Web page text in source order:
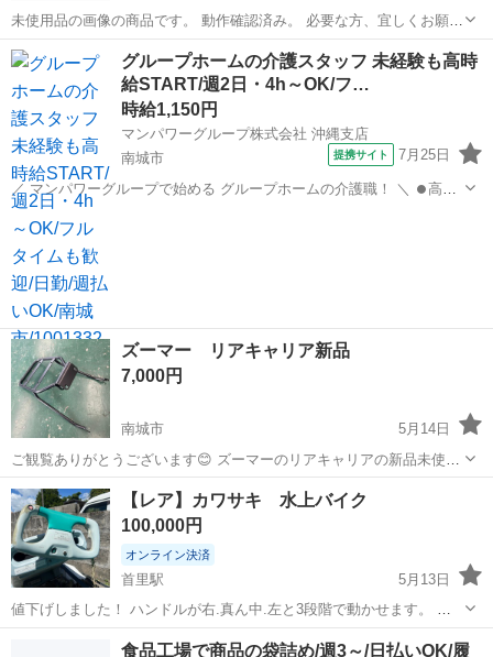
未使用品の画像の商品です。 動作確認済み。 必要な方、宜しくお願い
します。 倉庫から出てきました。どのバイク用かわかりません。わか
る方はお得です。 現物確認後に購入でお願いします😁 中古品の為、
3nでよろしくお願いします。😊
沖縄 バイク
グループホームの介護スタッフ 未経験も高時
給START/週2日・4h～OK/フ…
時給1,150円
マンパワーグループ株式会社 沖縄支店
南城市
提携サイト 7月25日
／ マンパワーグループで始める グループホームの介護職！ ＼ ⏺️高時
給で稼げる！ ⏺️ライフスタイルに合わせて働ける！ ⏺️資格取得支援な
沖縄
ズーマー リアキャリア新品
7,000円
南城市
5月14日
ご観覧ありがとうございます😊 ズーマーのリアキャリアの新品未使用
品❗️取付けネジ付き 荷物が増えてきてお困りの方、リアボックス付けた
い方などお困りの方いましたらご連絡下さい😊取付け方法も簡単❗️ ⚠️店
舗での販売もしてい...
沖縄 南城市 バイク キャリア
【レア】カワサキ 水上バイク
100,000円
オンライン決済
首里駅
5月13日
値下げしました！ ハンドルが右.真ん中.左と3段階で動かせます。 レ
ア水上バイク 横に2人乗れます✨ 整備できる方ジェットスキー好きな
方いかがでしょうか？ しばらくら使ってないので直して使える方🙇🏼
首里駅 カワサキ クルーザー
食品工場で商品の袋詰め/週3～/日払いOK/履